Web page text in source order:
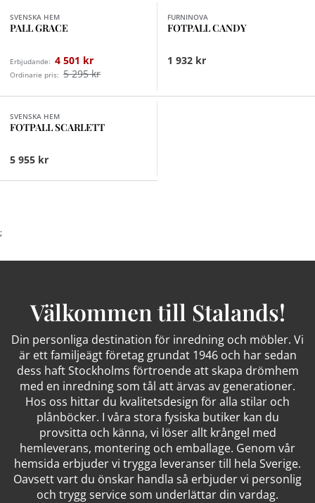
SVENSKA HEM
PALL GRACE
Erbjudande: 4 501 kr
Ordinarie pris: 5 295 kr
FURNINOVA
FOTPALL CANDY
1 932 kr
SVENSKA HEM
FOTPALL SCARLETT
5 955 kr
;
Välkommen till Stalands!
Din personliga destination för inredning och möbler. Vi
är ett familjeägt företag grundat 1946 och har sedan
dess haft Stockholms förtroende att skapa drömhem
med en inredning som tål att ärvas av generationer.
Hos oss hittar du kvalitetsdesign för alla stilar och
plånböcker. I våra stora fysiska butiker kan du
provsitta och känna, vi löser allt krångel med
hemleverans, montering och emballage. Genom vår
hemsida erbjuder vi trygga leveranser till hela Sverige.
Oavsett vart du önskar handla så erbjuder vi personlig
och trygg service som underlättar din vardag.